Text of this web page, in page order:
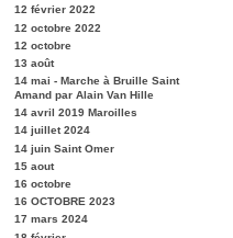
12 février 2022
12 octobre 2022
12 octobre
13 août
14 mai - Marche à Bruille Saint
Amand par Alain Van Hille
14 avril 2019 Maroilles
14 juillet 2024
14 juin Saint Omer
15 aout
16 octobre
16 OCTOBRE 2023
17 mars 2024